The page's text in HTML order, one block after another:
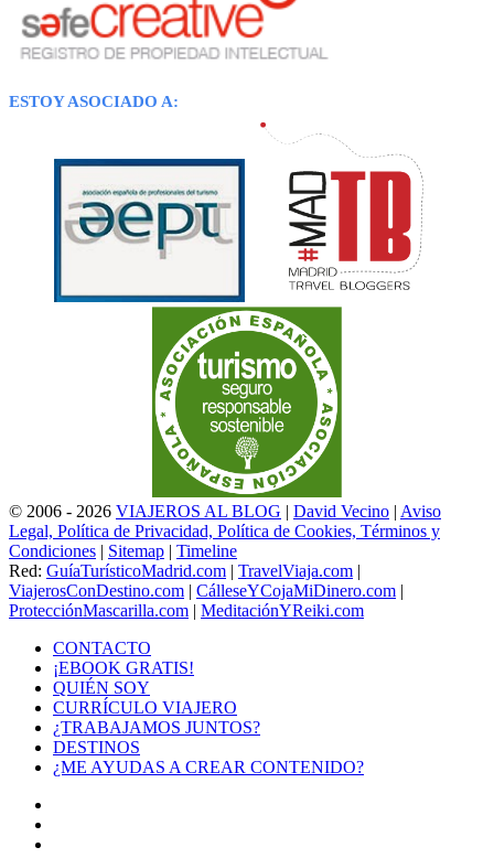
ESTOY ASOCIADO A:
© 2006 - 2026 VIAJEROS AL BLOG | David Vecino | Aviso
Legal, Política de Privacidad, Política de Cookies, Términos y
Condiciones | Sitemap | Timeline
Red: GuíaTurísticoMadrid.com | TravelViaja.com |
ViajerosConDestino.com | CálleseYCojaMiDinero.com |
ProtecciónMascarilla.com | MeditaciónYReiki.com
CONTACTO
¡EBOOK GRATIS!
QUIÉN SOY
CURRÍCULO VIAJERO
¿TRABAJAMOS JUNTOS?
DESTINOS
¿ME AYUDAS A CREAR CONTENIDO?